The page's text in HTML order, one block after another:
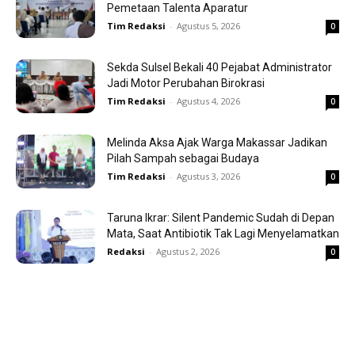
Pemetaan Talenta Aparatur
Tim Redaksi - Agustus 5, 2026 0
Sekda Sulsel Bekali 40 Pejabat Administrator
Jadi Motor Perubahan Birokrasi
Tim Redaksi - Agustus 4, 2026 0
Melinda Aksa Ajak Warga Makassar Jadikan
Pilah Sampah sebagai Budaya
Tim Redaksi - Agustus 3, 2026 0
Taruna Ikrar: Silent Pandemic Sudah di Depan
Mata, Saat Antibiotik Tak Lagi Menyelamatkan
Redaksi - Agustus 2, 2026 0